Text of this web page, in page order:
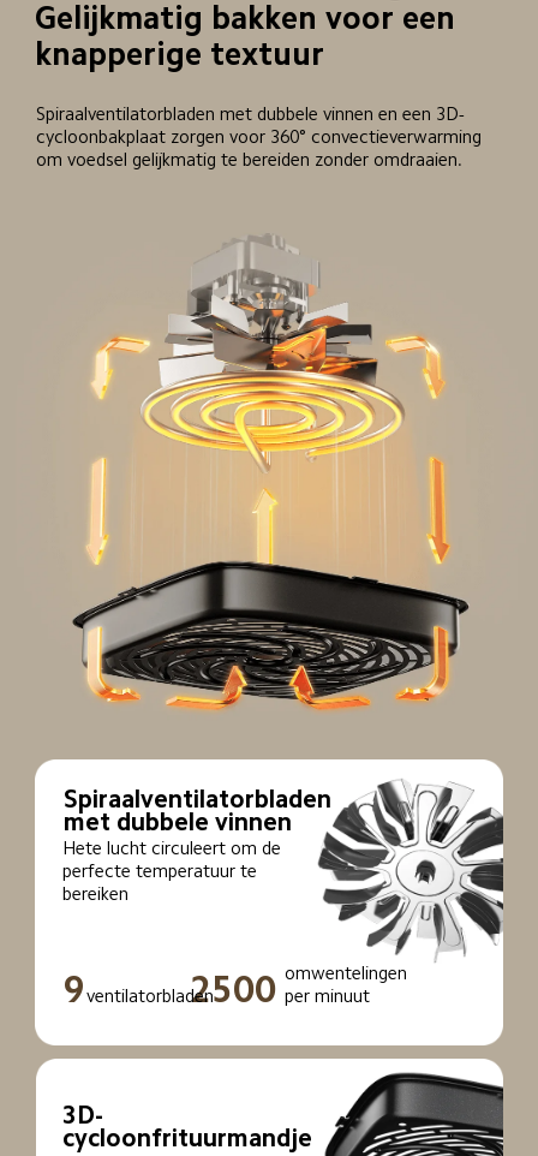
Gelijkmatig bakken voor een
knapperige textuur
Spiraalventilatorbladen met dubbele vinnen en een 3D-
cycloonbakplaat zorgen voor 360° convectieverwarming
om voedsel gelijkmatig te bereiden zonder omdraaien.
Spiraalventilatorbladen
met dubbele vinnen
Hete lucht circuleert om de
perfecte temperatuur te
bereiken
2500 omwentelingen
per minuut
9 ventilatorbladen
3D-
cycloonfrituurmandje